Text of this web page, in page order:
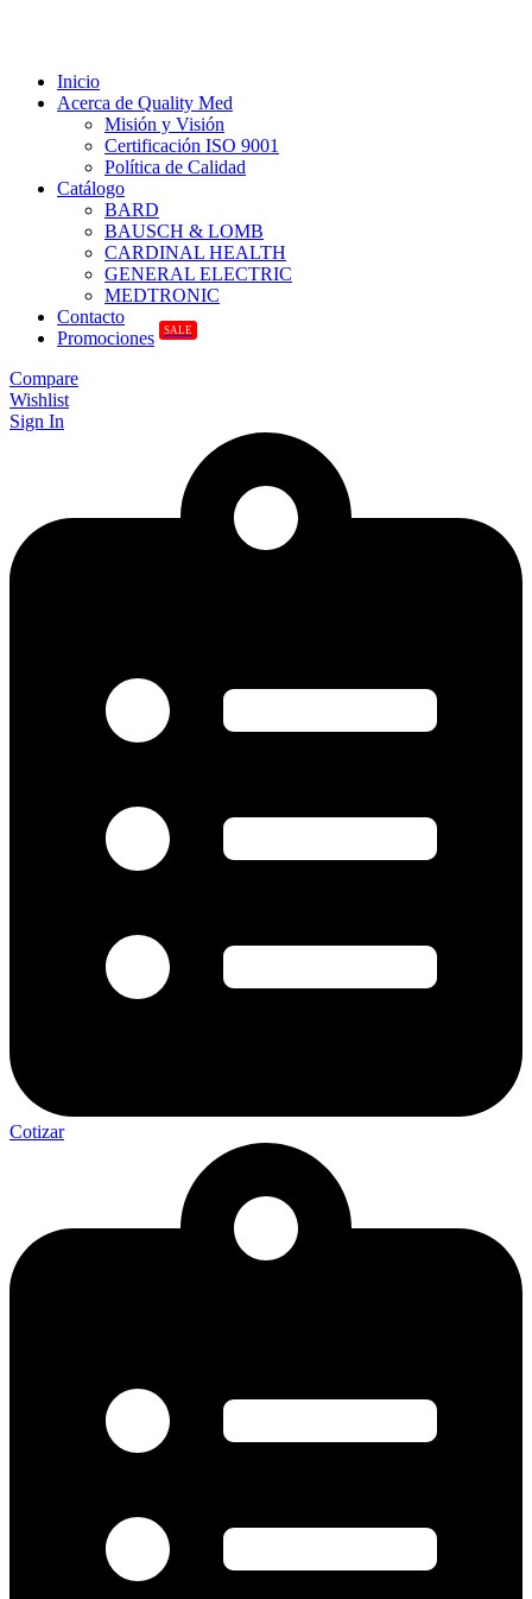
Inicio
Acerca de Quality Med
Misión y Visión
Certificación ISO 9001
Política de Calidad
Catálogo
BARD
BAUSCH & LOMB
CARDINAL HEALTH
GENERAL ELECTRIC
MEDTRONIC
Contacto
Promociones
SALE
Compare
Wishlist
Sign In
Cotizar